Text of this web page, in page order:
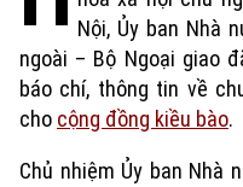
Nội, Ủy ban Nhà
ngoài – Bộ Ngoại giao
báo chí, thông tin về
cho cộng đồng kiều bào.
Chủ nhiệm Ủy ban Nhà